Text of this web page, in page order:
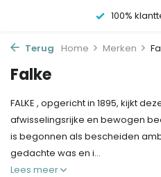
100%
Terug Home Merken
Falke
FALKE , opgericht in 1895, kijkt
afwisselingsrijke en bewogen
is begonnen als bescheiden
gedachte was en i...
Lees meer